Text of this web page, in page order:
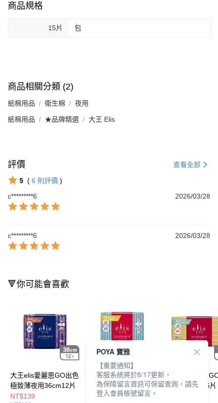
商品規格
15片 包
商品相關分類 (2)
紙棉用品 衛生棉 夜用
紙棉用品 ★品牌精選 大王 Elis
評價 查看全部
5 ( 6 則評價 )
c*********6
2026/03/28
c*********6 2026/03/28
🔻你可能會喜歡
大王elis愛麗思GO出色
極致薄夜用36cm12片
NT$139
大王elis愛麗思GO出色
極致薄25cm19片
NT$139
大王elis愛麗思
極致薄17cm36片
POYA 寶雅
【重要通知】
客服系統將於8/17更新，
為保障留言資訊可保留查詢，請先
登入會員帳號留言。